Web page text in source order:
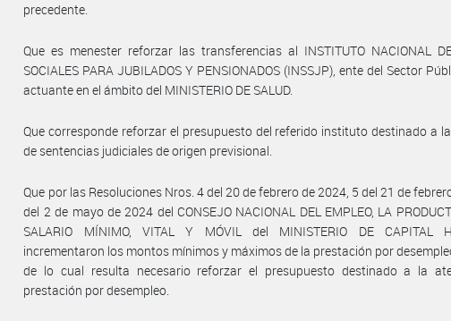
precedente.
Que es menester reforzar las transferencias al INSTITUTO NACIONAL
SOCIALES PARA JUBILADOS Y PENSIONADOS (INSSJP), ente del Sector
actuante en el ámbito del MINISTERIO DE SALUD.
Que corresponde reforzar el presupuesto del referido instituto destinado a
de sentencias judiciales de origen previsional.
Que por las Resoluciones Nros. 4 del 20 de febrero de 2024, 5 del 21 de
del 2 de mayo de 2024 del CONSEJO NACIONAL DEL EMPLEO, LA
SALARIO MÍNIMO, VITAL Y MÓVIL del MINISTERIO DE CAPITAL
incrementaron los montos mínimos y máximos de la prestación por
de lo cual resulta necesario reforzar el presupuesto destinado a la
prestación por desempleo.